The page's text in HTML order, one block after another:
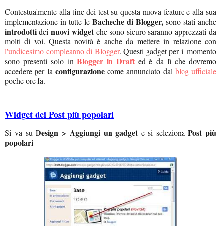
Contestualmente alla fine dei test su questa nuova feature e alla sua
implementazione in tutte le Bacheche di Blogger, sono stati anche
introdotti dei nuovi widgetche sono sicuro saranno apprezzati da
molti di voi. Questa novità è anche da mettere in relazione con
l'undicesimo compleanno di Blogger. Questi gadget per il momento
sono presenti solo in Blogger in Draft ed è da lì che dovremo
accedere per laconfigurazionecome annunciato dal blog ufficiale
poche ore fa.
Widget dei Post più popolari
Si va suDesign > Aggiungi un gadgete si selezionaPost più
popolari